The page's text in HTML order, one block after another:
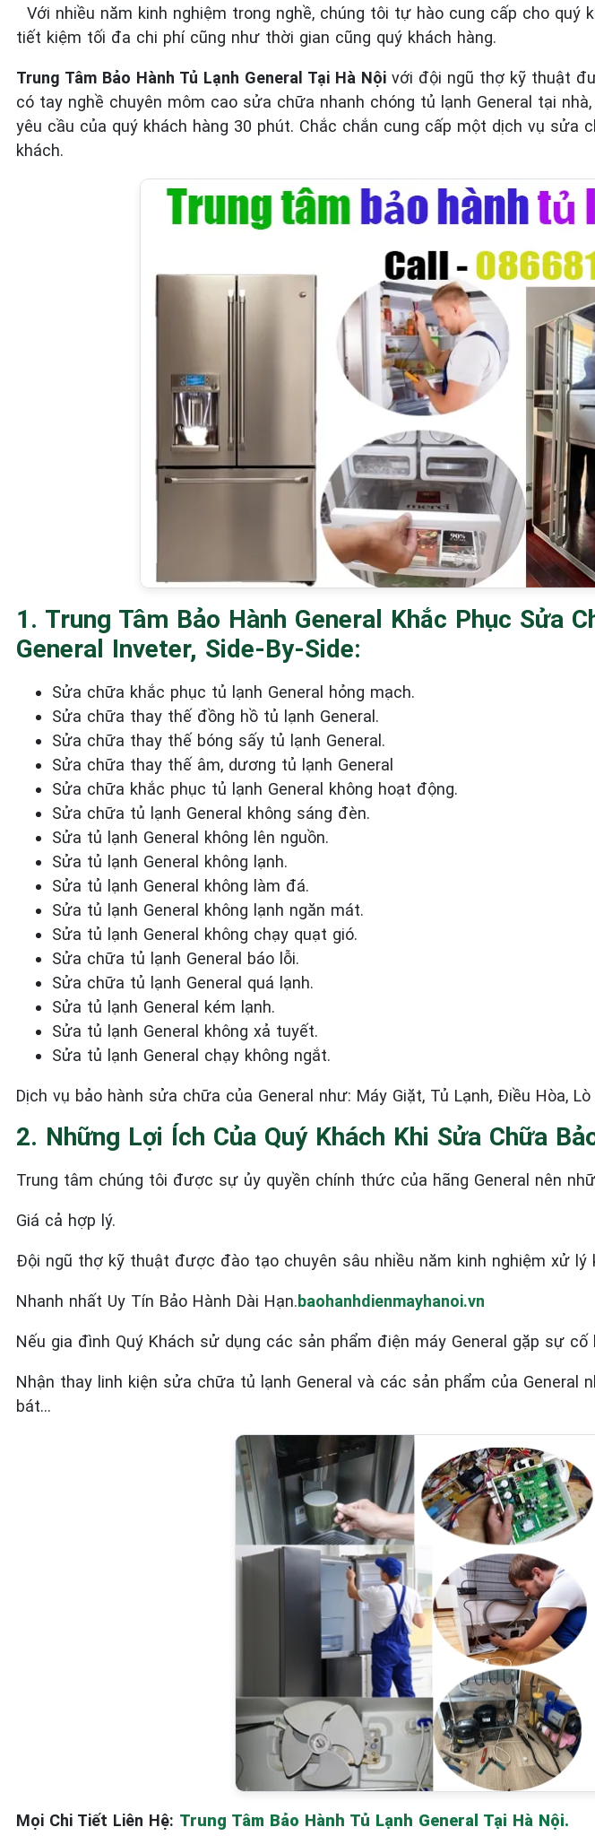
Với nhiều năm kinh nghiệm trong nghề, chúng tôi tự hào cung cấp cho quý
tiết kiệm tối đa chi phí cũng như thời gian cũng quý khách hàng.
Trung Tâm Bảo Hành Tủ Lạnh General Tại Hà Nội với đội ngũ thợ kỹ thuật
có tay nghề chuyên môm cao sửa chữa nhanh chóng tủ lạnh General tại
yêu cầu của quý khách hàng 30 phút. Chắc chắn cung cấp một dịch vụ
khách.
1. Trung Tâm Bảo Hành General Khắc Phục Sửa
General Inveter, Side-By-Side:
Sửa chữa khắc phục tủ lạnh General hỏng mạch.
Sửa chữa thay thế đồng hồ tủ lạnh General.
Sửa chữa thay thế bóng sấy tủ lạnh General.
Sửa chữa thay thế âm, dương tủ lạnh General
Sửa chữa khắc phục tủ lạnh General không hoạt động.
Sửa chữa tủ lạnh General không sáng đèn.
Sửa tủ lạnh General không lên nguồn.
Sửa tủ lạnh General không lạnh.
Sửa tủ lạnh General không làm đá.
Sửa tủ lạnh General không lạnh ngăn mát.
Sửa tủ lạnh General không chạy quạt gió.
Sửa chữa tủ lạnh General báo lỗi.
Sửa chữa tủ lạnh General quá lạnh.
Sửa tủ lạnh General kém lạnh.
Sửa tủ lạnh General không xả tuyết.
Sửa tủ lạnh General chạy không ngắt.
Dịch vụ bảo hành sửa chữa của General như: Máy Giặt, Tủ Lạnh, Điều Hòa,
2. Những Lợi Ích Của Quý Khách Khi Sửa Chữa
Trung tâm chúng tôi được sự ủy quyền chính thức của hãng General nên
Giá cả hợp lý.
Đội ngũ thợ kỹ thuật được đào tạo chuyên sâu nhiều năm kinh nghiệm xử
Nhanh nhất Uy Tín Bảo Hành Dài Hạn.baohanhdienmayhanoi.vn
Nếu gia đình Quý Khách sử dụng các sản phẩm điện máy General gặp sự cố
Nhận thay linh kiện sửa chữa tủ lạnh General và các sản phẩm của General
bát…
Mọi Chi Tiết Liên Hệ: Trung Tâm Bảo Hành Tủ Lạnh General Tại Hà Nội.